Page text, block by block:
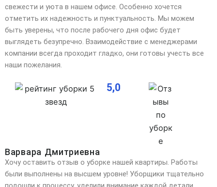
свежести и уюта в нашем офисе. Особенно хочется
отметить их надежность и пунктуальность. Мы можем
быть уверены, что после рабочего дня офис будет
выглядеть безупречно. Взаимодействие с менеджерами
компании всегда проходит гладко, они готовы учесть все
наши пожелания.
5,0
Варвара Дмитриевна
Хочу оставить отзыв о уборке нашей квартиры. Работы
были выполнены на высшем уровне! Уборщики тщательно